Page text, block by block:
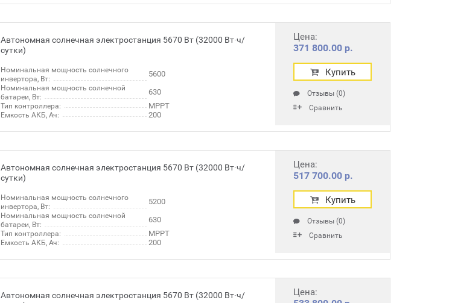
Автономная солнечная электростанция 5670 Вт (32000 Вт∙ч/
сутки)
Номинальная мощность солнечного
инвертора, Вт:
5600
Номинальная мощность солнечной
батареи, Вт:
630
Тип контроллера: МРРТ
Емкость АКБ, Ач: 200
Цена:
371 800.00 р.
Купить
Отзывы (0)
Сравнить
Автономная солнечная электростанция 5670 Вт (32000 Вт∙ч/
сутки)
Номинальная мощность солнечного
инвертора, Вт:
5200
Номинальная мощность солнечной
батареи, Вт:
630
Тип контроллера: МРРТ
Емкость АКБ, Ач: 200
Цена:
517 700.00 р.
Купить
Отзывы (0)
Сравнить
Автономная солнечная электростанция 5670 Вт (32000 Вт∙ч/
Цена: